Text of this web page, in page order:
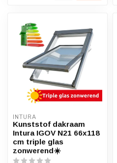
INTURA
Kunststof dakraam
Intura IGOV N21 66x118
cm triple glas
zonwerend☀️